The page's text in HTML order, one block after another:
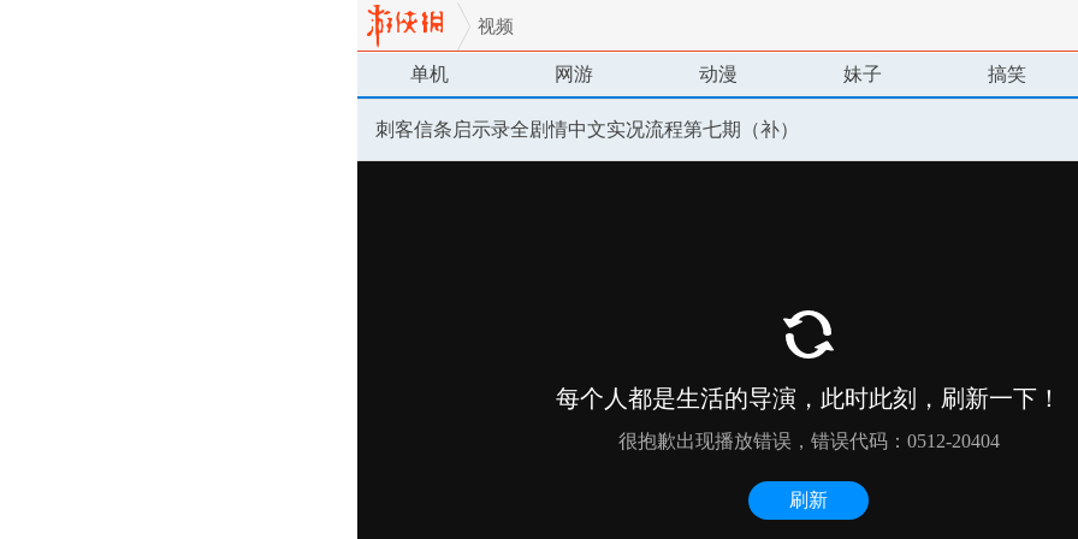
视频
单机 网游 动漫 妹子 搞笑
刺客信条启示录全剧情中文实况流程第七期（补）